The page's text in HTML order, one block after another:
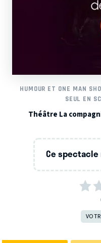
HUMOUR ET ONE MAN
SEUL EN
Théâtre La
Ce spectacle